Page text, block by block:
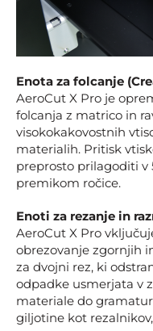
Enota za folcanje
AeroCut X Pro je
folcanja z matrico in
visokokakovostnih
materialih. Pritisk
preprosto prilagoditi v
premikom ročice.
Enoti za rezanje in
AeroCut X Pro
obrezovanje zgornjih
za dvojni rez, ki
odpadke usmerjata v
materiale do
giljotine kot